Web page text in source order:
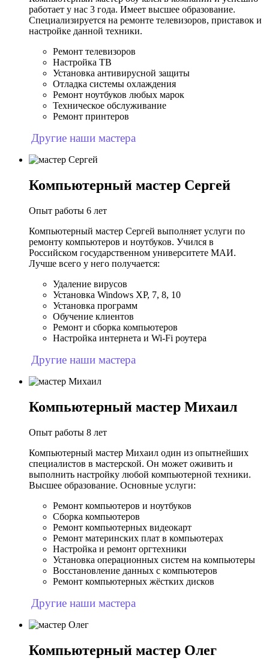
работает у нас 3 года. Имеет высшее образование.
Специализируется на ремонте телевизоров, приставок и
настройке данной техники.
Ремонт телевизоров
Настройка ТВ
Установка антивирусной защиты
Отладка системы охлаждения
Ремонт ноутбуков любых марок
Техническое обслуживание
Ремонт принтеров
Другие наши мастера
Компьютерный мастер Сергей
Опыт работы 6 лет
Компьютерный мастер Сергей выполняет услуги по
ремонту компьютеров и ноутбуков. Учился в
Российском государственном университете МАИ.
Лучше всего у него получается:
Удаление вирусов
Установка Windows XP, 7, 8, 10
Установка программ
Обучение клиентов
Ремонт и сборка компьютеров
Настройка интернета и Wi-Fi роутера
Другие наши мастера
Компьютерный мастер Михаил
Опыт работы 8 лет
Компьютерный мастер Михаил один из опытнейших
специалистов в мастерской. Он может оживить и
выполнить настройку любой компьютерной техники.
Высшее образование. Основные услуги:
Ремонт компьютеров и ноутбуков
Сборка компьютеров
Ремонт компьютерных видеокарт
Ремонт материнских плат в компьютерах
Настройка и ремонт оргтехники
Установка операционных систем на компьютеры
Восстановление данных с компьютеров
Ремонт компьютерных жёстких дисков
Другие наши мастера
Компьютерный мастер Олег